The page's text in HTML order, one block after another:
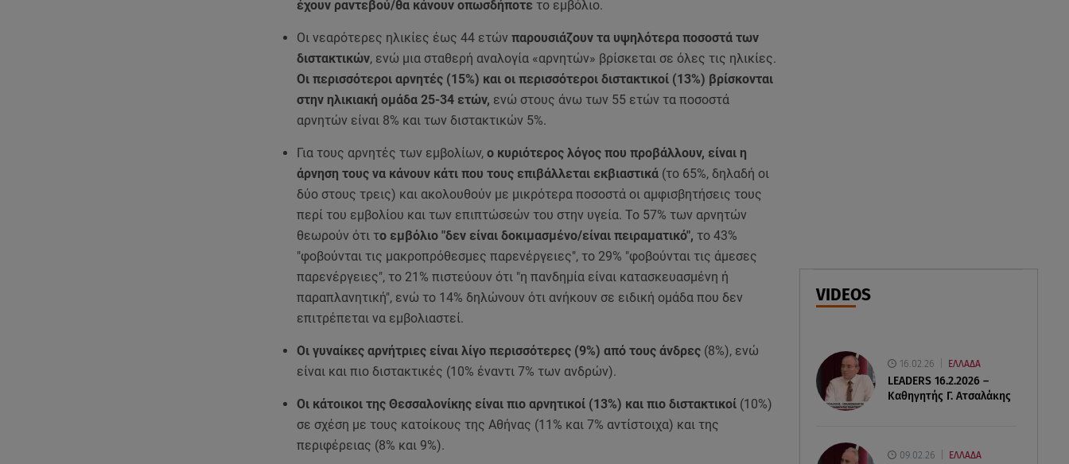
τροχαίο
MG Motor Greece:
«Απογειώνεται» στο Athens
Flying Week 2026
VIDEOS
16.02.26 ΕΛΛΑΔΑ
LEADERS 16.2.2026 –
Καθηγητής Γ. Ατσαλάκης
09.02.26 ΕΛΛΑΔΑ
έχουν ραντεβού/θα κάνουν οπωσδήποτε το εμβόλιο.
Οι νεαρότερες ηλικίες έως 44 ετών παρουσιάζουν τα υψηλότερα ποσοστά των
διστακτικών, ενώ μια σταθερή αναλογία «αρνητών» βρίσκεται σε όλες τις ηλικίες.
Οι περισσότεροι αρνητές (15%) και οι περισσότεροι διστακτικοί (13%) βρίσκονται
στην ηλικιακή ομάδα 25-34 ετών, ενώ στους άνω των 55 ετών τα ποσοστά
αρνητών είναι 8% και των διστακτικών 5%.
Για τους αρνητές των εμβολίων, ο κυριότερος λόγος που προβάλλουν, είναι η
άρνηση τους να κάνουν κάτι που τους επιβάλλεται εκβιαστικά(το 65%, δηλαδή οι
δύο στους τρεις) και ακολουθούν με μικρότερα ποσοστά οι αμφισβητήσεις τους
περί του εμβολίου και των επιπτώσεών του στην υγεία. Το 57% των αρνητών
θεωρούν ότι το εμβόλιο "δεν είναι δοκιμασμένο/είναι πειραματικό", το 43%
"φοβούνται τις μακροπρόθεσμες παρενέργειες", το 29% "φοβούνται τις άμεσες
παρενέργειες", το 21% πιστεύουν ότι "η πανδημία είναι κατασκευασμένη ή
παραπλανητική", ενώ το 14% δηλώνουν ότι ανήκουν σε ειδική ομάδα που δεν
επιτρέπεται να εμβολιαστεί.
Οι γυναίκες αρνήτριες είναι λίγο περισσότερες (9%) από τους άνδρες (8%), ενώ
είναι και πιο διστακτικές (10% έναντι 7% των ανδρών).
Οι κάτοικοι της Θεσσαλονίκης είναι πιο αρνητικοί (13%) και πιο διστακτικοί(10%)
σε σχέση με τους κατοίκους της Αθήνας (11% και 7% αντίστοιχα) και της
περιφέρειας (8% και 9%).